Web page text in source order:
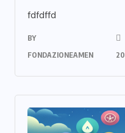
fdfdffd
BY
FONDAZIONEAMEN